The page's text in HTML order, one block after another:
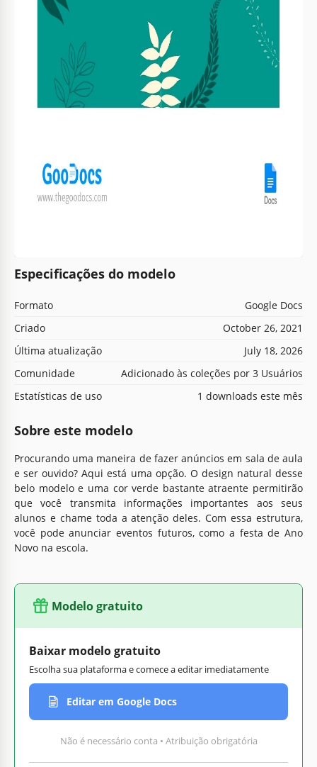
Especificações do modelo
Formato
Google Docs
Criado
October 26, 2021
Última atualização
July 18, 2026
Comunidade
Adicionado às coleções por 3 Usuários
Estatísticas de uso
1 downloads este mês
Sobre este modelo
Procurando uma maneira de fazer anúncios em sala de aula
e ser ouvido? Aqui está uma opção. O design natural desse
belo modelo e uma cor verde bastante atraente permitirão
que você transmita informações importantes aos seus
alunos e chame toda a atenção deles. Com essa estrutura,
você pode anunciar eventos futuros, como a festa de Ano
Novo na escola.
Modelo gratuito
Baixar modelo gratuito
Escolha sua plataforma e comece a editar imediatamente
Editar em Google Docs
Não é necessário conta • Atribuição obrigatória